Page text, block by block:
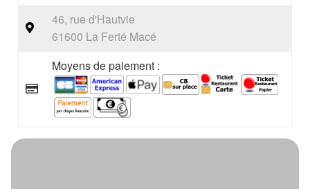
46, rue d'Hautvie
61600 La Ferté Macé
Moyens de paiement :